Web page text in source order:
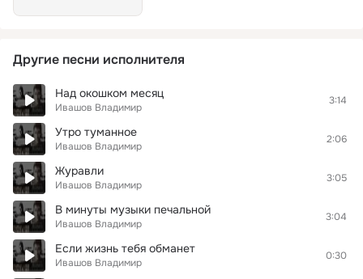
Другие песни исполнителя
Над окошком месяц
Ивашов Владимир
3:14
Утро туманное
Ивашов Владимир
2:06
Журавли
Ивашов Владимир
3:05
В минуты музыки печальной
Ивашов Владимир
3:04
Если жизнь тебя обманет
Ивашов Владимир
0:30